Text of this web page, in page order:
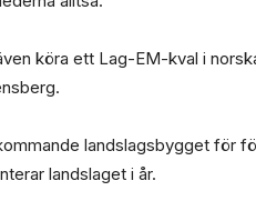
köra ett Lag-EM-kval i
landslagsbygget för
landslaget i år.